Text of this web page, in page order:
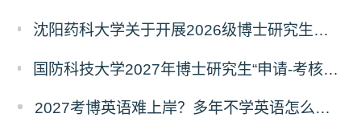
沈阳药科大学关于开展2026级博士研究生录取后信息采集及档案调取等相关工作的通知
国防科技大学2027年博士研究生“申请-考核”制招生专业基础笔试考试大纲
2027考博英语难上岸？多年不学英语怎么备考？